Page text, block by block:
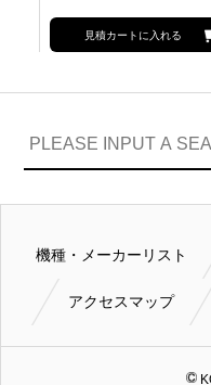
見積カートに入れる
機種・メーカーリスト
アクセスマップ